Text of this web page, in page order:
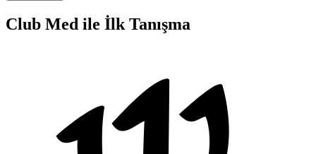
Club Med ile İlk Tanışma